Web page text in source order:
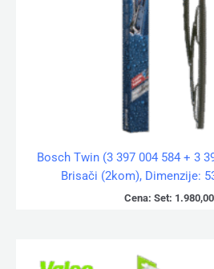
Bosch Twin (3 397 004 584 + 3
Brisači (2kom), Dimenzije:
Cena: Set: 1.980,00